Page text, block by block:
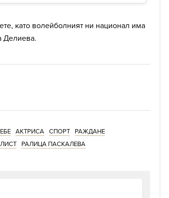
като волейболният ни национал има
Делиева.
АКТРИСА СПОРТ
РАЖДАНЕ
РАЛИЦА ПАСКАЛЕВА